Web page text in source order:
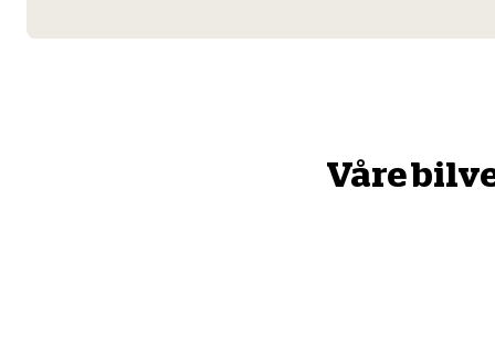
Våre